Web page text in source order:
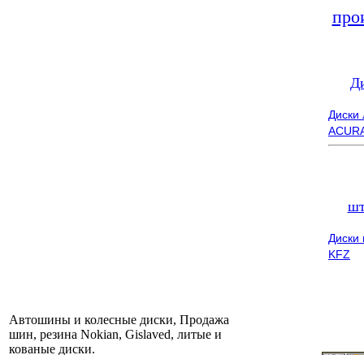
Диски
KFZ
Автошины и колесные диски, Продажа
шин, резина Nokian, Gislaved, литые и
кованые диски.